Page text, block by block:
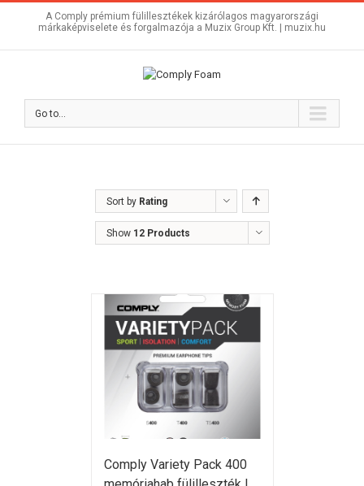
A Comply prémium fülillesztékek kizárólagos magyarországi
márkaképviselete és forgalmazója a Muzix Group Kft. | muzix.hu
Go to...
Sort by Rating
Show 12 Products
Comply Variety Pack 400